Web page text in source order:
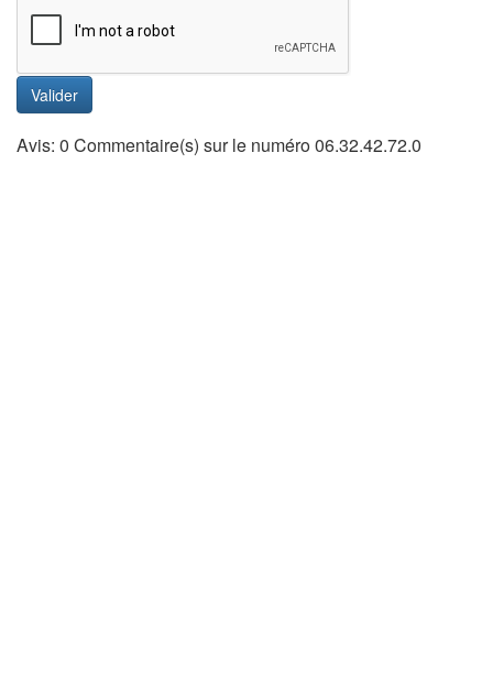
Valider
Avis: 0 Commentaire(s) sur le numéro 06.32.42.72.0